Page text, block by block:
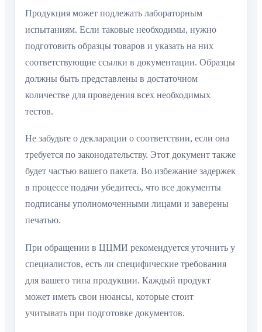
Продукция может подлежать лабораторным
испытаниям. Если таковые необходимы, нужно
подготовить образцы товаров и указать на них
соответствующие ссылки в документации. Образцы
должны быть представлены в достаточном
количестве для проведения всех необходимых
тестов.
Не забудьте о декларации о соответствии, если она
требуется по законодательству. Этот документ также
будет частью вашего пакета. Во избежание задержек
в процессе подачи убедитесь, что все документы
подписаны уполномоченными лицами и заверены
печатью.
При обращении в ЦЦМИ рекомендуется уточнить у
специалистов, есть ли специфические требования
для вашего типа продукции. Каждый продукт
может иметь свои нюансы, которые стоит
учитывать при подготовке документов.